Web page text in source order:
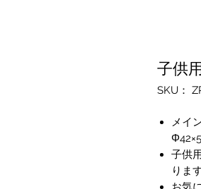
子供
SKU：
メイ
子供
ります